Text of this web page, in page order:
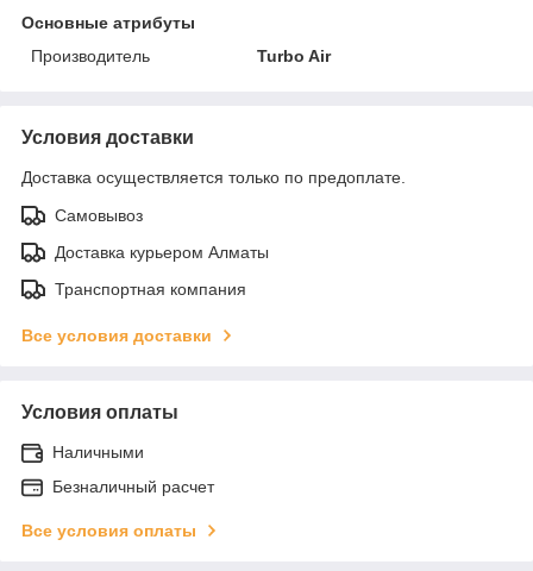
Основные атрибуты
Производитель
Turbo Air
Условия доставки
Доставка осуществляется только по предоплате.
Самовывоз
Доставка курьером Алматы
Транспортная компания
Все условия доставки
Условия оплаты
Наличными
Безналичный расчет
Все условия оплаты